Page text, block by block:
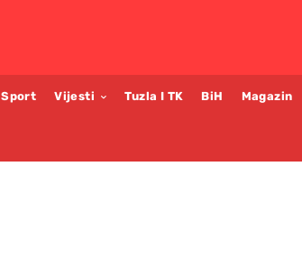
Sport Vijesti Tuzla I TK BiH Magazin